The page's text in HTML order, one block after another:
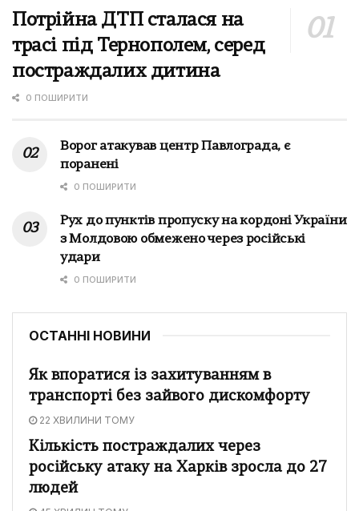
Потрійна ДТП сталася на
трасі під Тернополем, серед
постраждалих дитина
0 ПОШИРИТИ
Ворог атакував центр Павлограда, є
поранені
0 ПОШИРИТИ
Рух до пунктів пропуску на кордоні України
з Молдовою обмежено через російські
удари
0 ПОШИРИТИ
ОСТАННІ НОВИНИ
Як впоратися із захитуванням в
транспорті без зайвого дискомфорту
22 ХВИЛИНИ ТОМУ
Кількість постраждалих через
російську атаку на Харків зросла до 27
людей